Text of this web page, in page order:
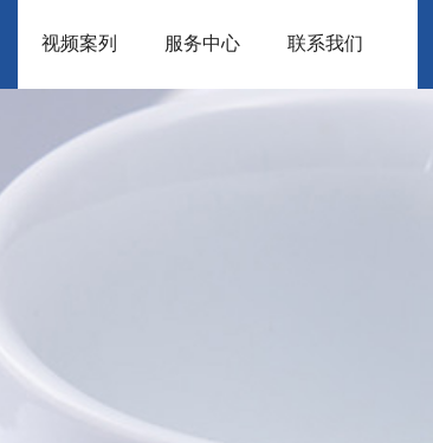
视频案列 服务中心 联系我们